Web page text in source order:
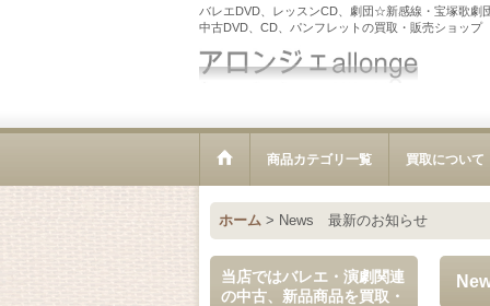
バレエDVD、レッスンCD、劇団☆新感線・宝塚歌劇
中古DVD、CD、パンフレットの買取・販売ショップ
商品カテゴリ一覧 買取について
ホーム > News 最新のお知らせ
当店ではバレエ・演劇関連
の中古、新品商品を買取・